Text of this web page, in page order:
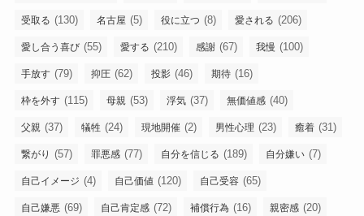
受取る (130) 名古屋 (5) 役に立つ (8) 愛される (206)
愛し合う喜び (55) 愛する (210) 感謝 (67) 我慢 (100)
手放す (79) 抑圧 (62) 投影 (46) 期待 (16)
枠を外す (115) 母親 (53) 浮気 (37) 無価値感 (40)
父親 (37) 犠牲 (24) 現地開催 (2) 男性心理 (23) 癒着 (31)
繋がり (57) 罪悪感 (77) 自分を信じる (189) 自分嫌い (7)
自己イメージ (4) 自己価値 (120) 自己受容 (65)
自己嫌悪 (69) 自己肯定感 (72) 補償行為 (16) 親密感 (20)